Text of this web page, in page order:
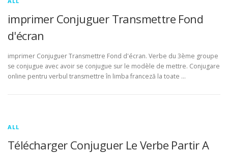
imprimer Conjuguer Transmettre Fond
d'écran
imprimer Conjuguer Transmettre Fond d'écran. Verbe du 3ème groupe
se conjugue avec avoir se conjugue sur le modèle de mettre. Conjugare
online pentru verbul transmettre în limba franceză la toate …
ALL
Télécharger Conjuguer Le Verbe Partir A